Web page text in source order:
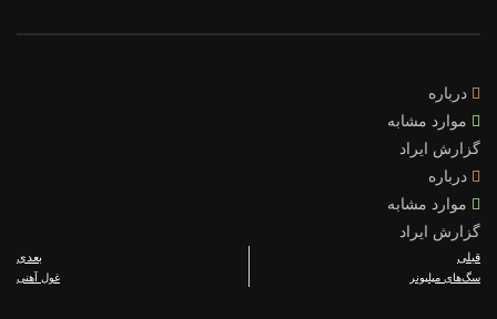
درباره
موارد مشابه
گزارش ایراد
درباره
موارد مشابه
گزارش ایراد
قبلی
سگ‌های میلیونر
بعدی
غول آهنی